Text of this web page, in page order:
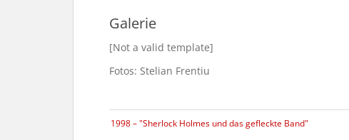
Galerie
[Not a valid template]
Fotos: Stelian Frentiu
1998 – "Sherlock Holmes und das gefleckte Band"